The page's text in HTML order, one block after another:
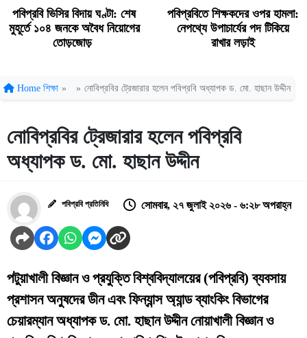
পবিপ্রবি ভিসির বিদায় ঘণ্টা: শেষ
মুহূর্তে ১০৪ জনকে অবৈধ নিয়োগের
তোড়জোড়
পবিপ্রবিতে শিক্ষকদের ওপর হামলা:
নেপথ্যে উপাচার্যের পদ টিকিয়ে
রাখার লড়াই
Home শিক্ষা » » নোবিপ্রবির ট্রেজারার হলেন পবিপ্রবি অধ্যাপক ড. মো. হাছান উদ্দীন
নোবিপ্রবির ট্রেজারার হলেন পবিপ্রবি
অধ্যাপক ড. মো. হাছান উদ্দীন
পবিপ্রবি প্রতিনিধি সোমবার, ২৭ জুলাই ২০২৬ - ৬:২৮ অপরাহ্ন
পটুয়াখালী বিজ্ঞান ও প্রযুক্তি বিশ্ববিদ্যালয়ের (পবিপ্রবি) ব্যবসায়
প্রশাসন অনুষদের ডীন এবং ফিন্যান্স অ্যান্ড ব্যাংকিং বিভাগের
চেয়ারম্যান অধ্যাপক ড. মো. হাছান উদ্দীন নোয়াখালী বিজ্ঞান ও